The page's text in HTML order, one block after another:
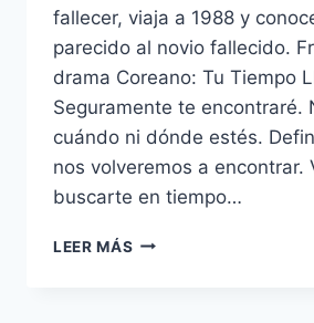
fallecer, viaja a 1988 y
parecido al novio fallecido.
drama Coreano: Tu Tiempo
Seguramente te encontraré.
cuándo ni dónde estés.
nos volveremos a encontrar.
buscarte en tiempo…
LEER MÁS 30